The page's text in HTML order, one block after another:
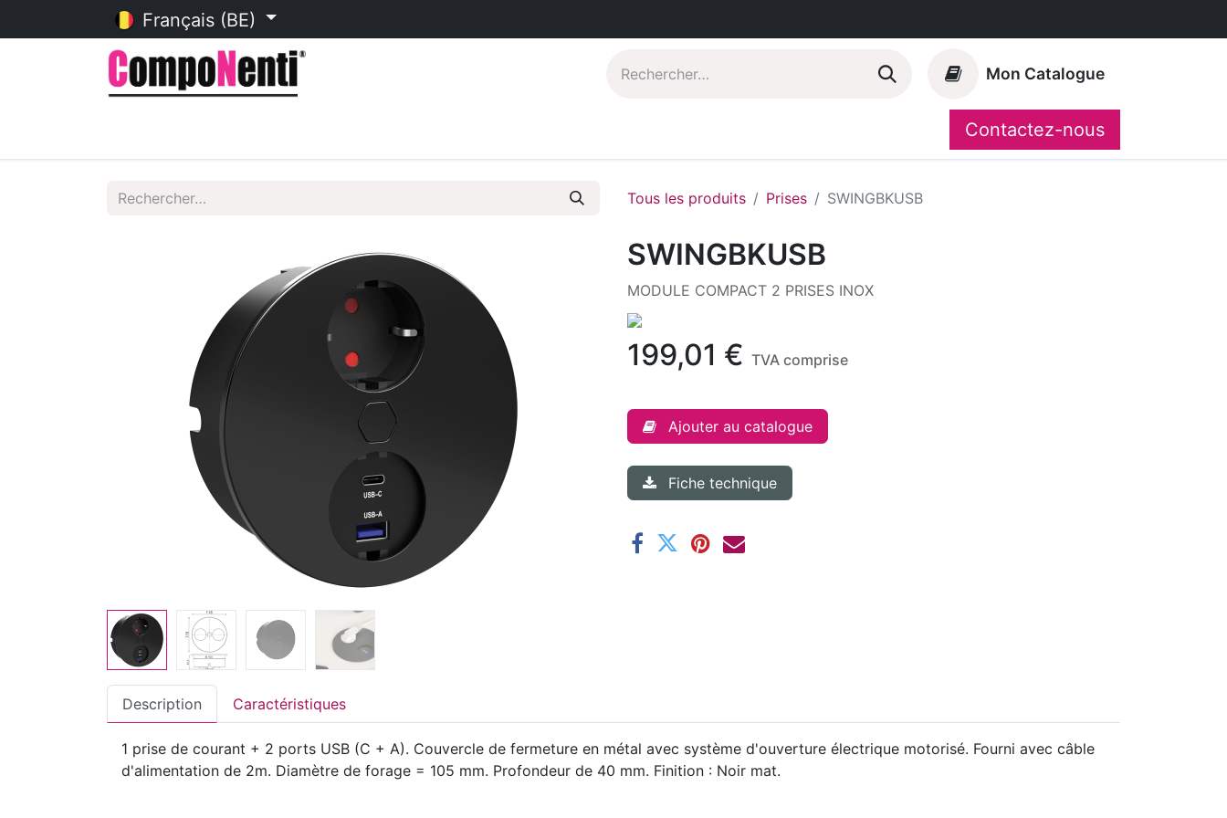
Français (BE)
Mon Catalogue
CompoShop
Contactez-nous
Tous les produits Prises SWINGBKUSB
SWINGBKUSB
MODULE COMPACT 2 PRISES INOX
199,01 € TVA comprise
Ajouter au catalogue
Fiche technique
Description Caractéristiques
1 prise de courant + 2 ports USB (C + A). Couvercle de fermeture en métal avec système d'ouverture électrique motorisé. Fourni avec câble
d'alimentation de 2m. Diamètre de forage = 105 mm. Profondeur de 40 mm. Finition : Noir mat.